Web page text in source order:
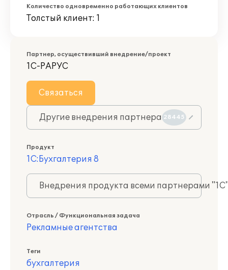
Количество одновременно работающих клиентов
Толстый клиент: 1
Партнер, осуществивший внедрение/проект
1С-РАРУС
Связаться
Другие внедрения партнера 28445
Продукт
1С:Бухгалтерия 8
Внедрения продукта всеми партнерами
Отрасль / Функциональная задача
Рекламные агентства
Теги
бухгалтерия